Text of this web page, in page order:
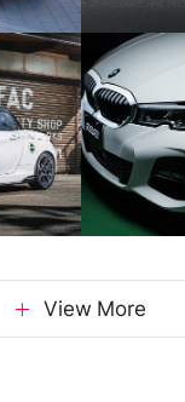
View More